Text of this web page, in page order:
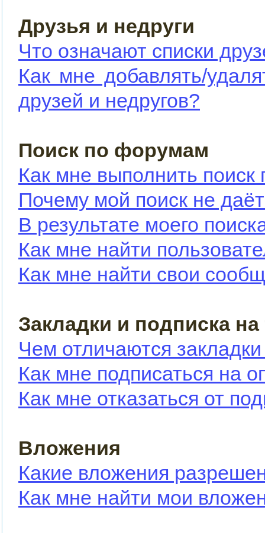
Друзья и недруги
Что означают списки
Как мне добавлять/
друзей и недругов?
Поиск по форумам
Как мне выполнить
Почему мой поиск не
В результате моего
Как мне найти
Как мне найти свои
Закладки и подписка
Чем отличаются
Как мне подписаться на
Как мне отказаться от
Вложения
Какие вложения
Как мне найти мои